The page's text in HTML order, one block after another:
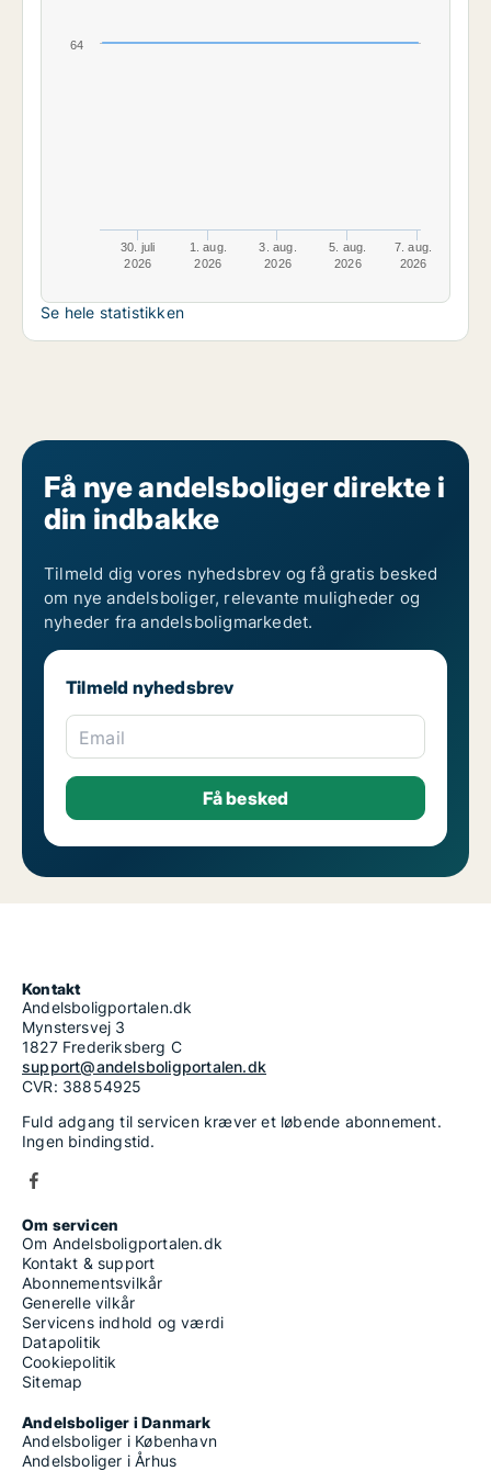
30. juli
2026
1. aug.
2026
3. aug.
2026
5. aug.
2026
7. aug.
2026
64
Se hele statistikken
Få nye andelsboliger direkte i
din indbakke
Tilmeld dig vores nyhedsbrev og få gratis besked
om nye andelsboliger, relevante muligheder og
nyheder fra andelsboligmarkedet.
Tilmeld nyhedsbrev
Email
Kontakt
Andelsboligportalen.dk
Mynstersvej 3
1827 Frederiksberg C
support@andelsboligportalen.dk
CVR: 38854925
Fuld adgang til servicen kræver et løbende abonnement.
Ingen bindingstid.
Om servicen
Om Andelsboligportalen.dk
Kontakt & support
Abonnementsvilkår
Generelle vilkår
Servicens indhold og værdi
Datapolitik
Cookiepolitik
Sitemap
Andelsboliger i Danmark
Andelsboliger i København
Andelsboliger i Århus